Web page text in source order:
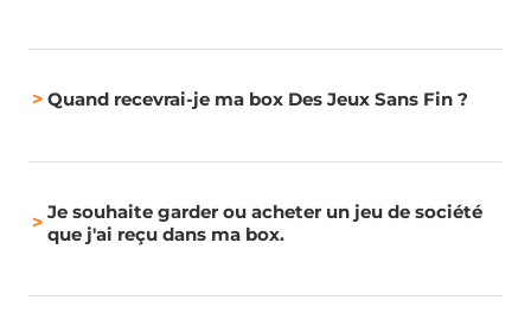
> Quand recevrai-je ma box Des Jeux Sans Fin ?
> Je souhaite garder ou acheter un jeu de société
que j'ai reçu dans ma box.